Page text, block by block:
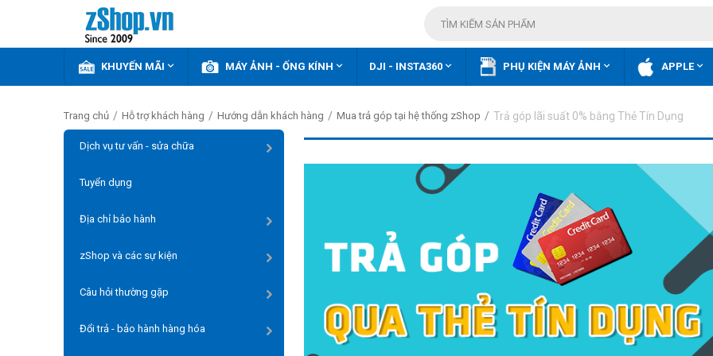
KHUYẾN MÃI  MÁY ẢNH - ỐNG KÍNH  DJI - INSTA360  PHỤ KIỆN MÁY ẢNH  APPLE
Trang chủ / Hỗ trợ khách hàng / Hướng dẫn khách hàng / Mua trả góp tại hệ thống zShop / Trả góp lãi suất 0% bằng Thẻ Tín Dụng
Dịch vụ tư vấn - sửa chữa
Tuyển dụng
Địa chỉ bảo hành
zShop và các sự kiện
Câu hỏi thường gặp
Đổi trả - bảo hành hàng hóa